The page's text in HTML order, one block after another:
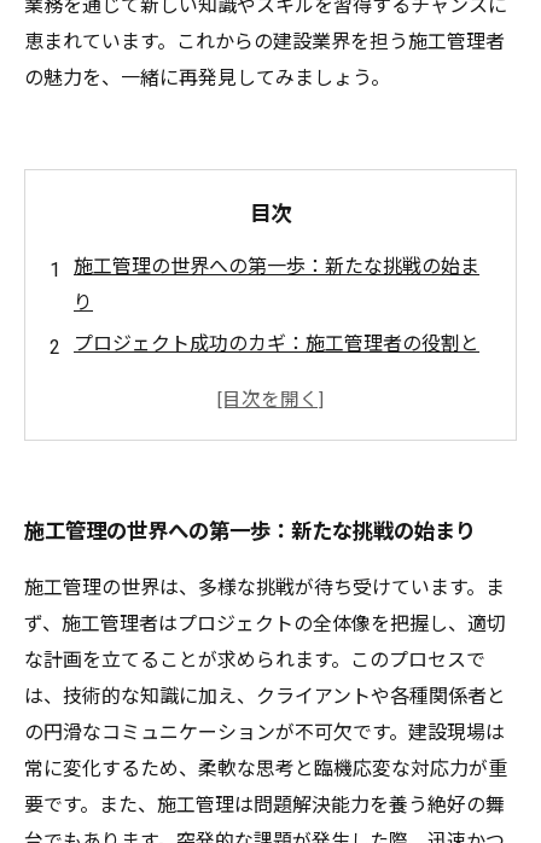
業務を通じて新しい知識やスキルを習得するチャンスに
恵まれています。これからの建設業界を担う施工管理者
の魅力を、一緒に再発見してみましょう。
目次
施工管理の世界への第一歩：新たな挑戦の始ま
り
プロジェクト成功のカギ：施工管理者の役割と
進化する施工管理：技術革新と持続可能性の融
合
やりがいのある職業としての施工管理：実体験
からの学び
未来の建設業界を築く：施工管理者としての成
長と挑戦
施工管理の世界への第一歩：新たな挑戦の始まり
施工管理の世界は、多様な挑戦が待ち受けています。ま
ず、施工管理者はプロジェクトの全体像を把握し、適切
な計画を立てることが求められます。このプロセスで
は、技術的な知識に加え、クライアントや各種関係者と
の円滑なコミュニケーションが不可欠です。建設現場は
常に変化するため、柔軟な思考と臨機応変な対応力が重
要です。また、施工管理は問題解決能力を養う絶好の舞